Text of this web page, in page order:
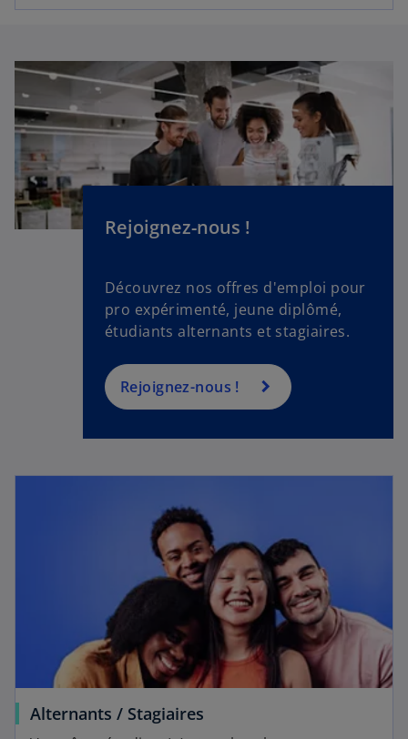
Rejoignez-nous !
Découvrez nos offres d'emploi pour
pro expérimenté, jeune diplômé,
étudiants alternants et stagiaires.
Rejoignez-nous !
Alternants / Stagiaires